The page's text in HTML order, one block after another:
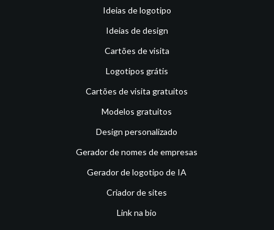
Ideias de logotipo
Ideias de design
Cartões de visita
Logotipos grátis
Cartões de visita gratuitos
Modelos gratuitos
Design personalizado
Gerador de nomes de empresas
Gerador de logotipo de IA
Criador de sites
Link na bio